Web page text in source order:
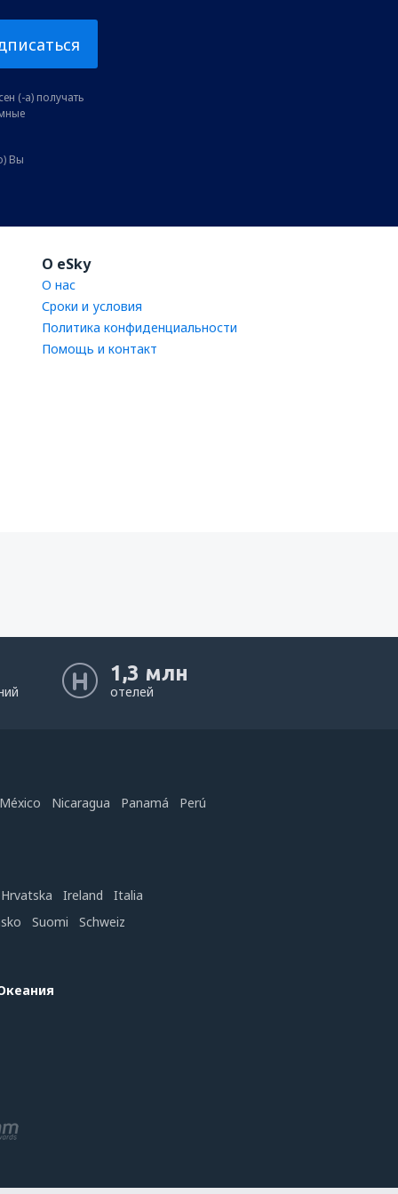
(-а) получать
Вы
O eSky
О нас
Сроки и условия
Политика конфиденциальности
Помощь и контакт
1,3 млн
отелей
México Nicaragua Panamá Perú
Hrvatska Ireland
Italia
Suomi Schweiz